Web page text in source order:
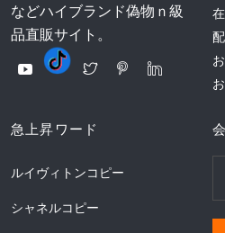
などハイブランド偽物ｎ級
品直販サイト。
急上昇ワード
ルイヴィトンコピー
シャネルコピー